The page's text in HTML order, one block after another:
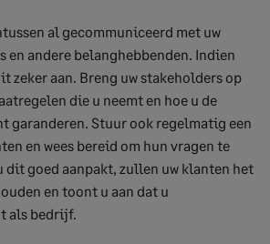
al gecommuniceerd met uw
en andere belanghebbenden. Indien
zeker aan. Breng uw stakeholders op
die u neemt en hoe u de
garanderen. Stuur ook regelmatig een
en wees bereid om hun vragen te
dit goed aanpakt, zullen uw klanten het
en toont u aan dat u
als bedrijf.